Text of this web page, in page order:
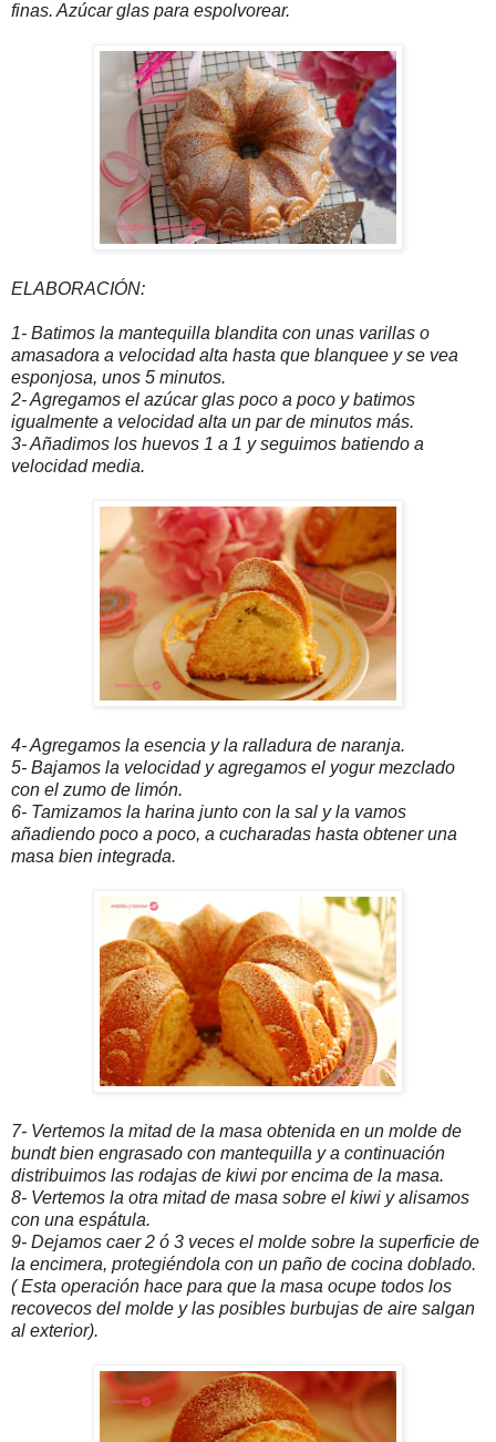
finas. Azúcar glas para espolvorear.
ELABORACIÓN:
1- Batimos la mantequilla blandita con unas varillas o
amasadora a velocidad alta hasta que blanquee y se vea
esponjosa, unos 5 minutos.
2- Agregamos el azúcar glas poco a poco y batimos
igualmente a velocidad alta un par de minutos más.
3- Añadimos los huevos 1 a 1 y seguimos batiendo a
velocidad media.
4- Agregamos la esencia y la ralladura de naranja.
5- Bajamos la velocidad y agregamos el yogur mezclado
con el zumo de limón.
6- Tamizamos la harina junto con la sal y la vamos
añadiendo poco a poco, a cucharadas hasta obtener una
masa bien integrada.
7- Vertemos la mitad de la masa obtenida en un molde de
bundt bien engrasado con mantequilla y a continuación
distribuimos las rodajas de kiwi por encima de la masa.
8- Vertemos la otra mitad de masa sobre el kiwi y alisamos
con una espátula.
9- Dejamos caer 2 ó 3 veces el molde sobre la superficie de
la encimera, protegiéndola con un paño de cocina doblado.
( Esta operación hace para que la masa ocupe todos los
recovecos del molde y las posibles burbujas de aire salgan
al exterior).